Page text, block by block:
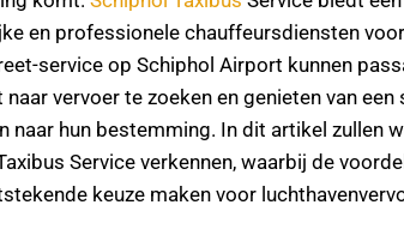
en professionele chauffeursdiensten
service op Schiphol Airport kunnen
naar vervoer te zoeken en genieten van
naar hun bestemming. In dit artikel zullen
Service verkennen, waarbij de
keuze maken voor